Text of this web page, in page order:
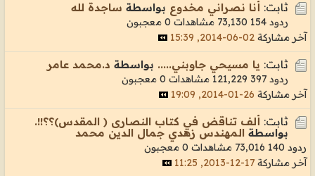
ثابت: أنا نصراني مخدوع بواسطة ساجدة لله
ردود 154 73,130 مشاهدات
0 معجبون
آخر مشاركة 02-06-2014, 15:39
ثابت: يا مسيحي جاوبني..... بواسطة د.محمد عامر
ردود 397 121,229 مشاهدات
0 معجبون
آخر مشاركة 26-01-2014, 19:09
ثابت: ألف تناقض في كتاب النصارى ( المقدس)؟؟!!.
بواسطة المهندس زهدي جمال الدين محمد
ردود 140 73,016 مشاهدات
0 معجبون
آخر مشاركة 17-12-2013, 11:25